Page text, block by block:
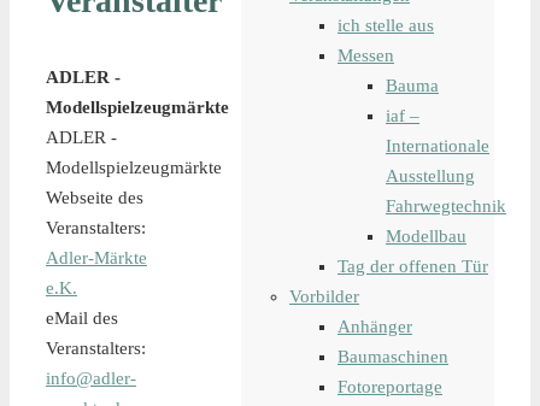
ADLER -
Modellspielzeugmärkte
ADLER -
Modellspielzeugmärkte
Webseite des
Veranstalters:
Adler-Märkte
e.K.
eMail des
Veranstalters:
info@adler-
ich stelle aus
Messen
Bauma
iaf –
Internationale
Ausstellung
Fahrwegtechnik
Modellbau
Tag der offenen Tür
Vorbilder
Anhänger
Baumaschinen
Fotoreportage